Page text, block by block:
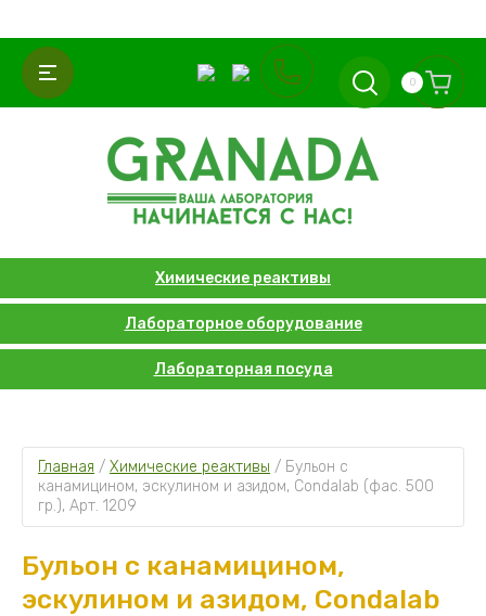
Химические реактивы
Лабораторное оборудование
Лабораторная посуда
0
Главная / Химические реактивы / Бульон с
канамицином, эскулином и азидом, Condalab (фас. 500
гр.), Арт. 1209
Бульон с канамицином,
эскулином и азидом, Condalab